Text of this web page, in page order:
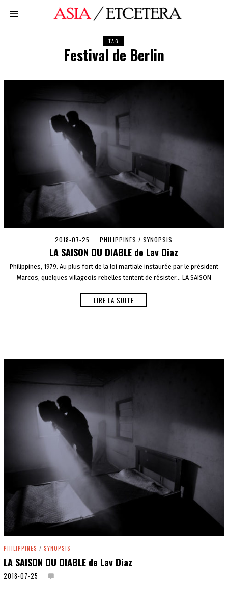
TAG
Festival de Berlin
2018-07-25 2
0
2
0
0
-
0
PHILIPPINES / SYNOPSIS
LA SAISON DU DIABLE de Lav Diaz
Philippines, 1979. Au plus fort de la loi martiale instaurée par le président
Marcos, quelques villageois rebelles tentent de résister… LA SAISON
LIRE LA SUITE
PHILIPPINES / SYNOPSIS
LA SAISON DU DIABLE de Lav Diaz
2018-07-25